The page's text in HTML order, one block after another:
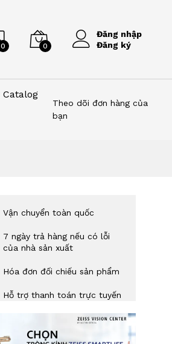
0 0
Đăng nhập
Đăng ký
Catalog
Theo dõi đơn hàng của
bạn
Vận chuyển toàn quốc
7 ngày trả hàng nếu có lỗi
của nhà sản xuất
Hóa đơn đối chiếu sản phẩm
Hỗ trợ thanh toán trực tuyến